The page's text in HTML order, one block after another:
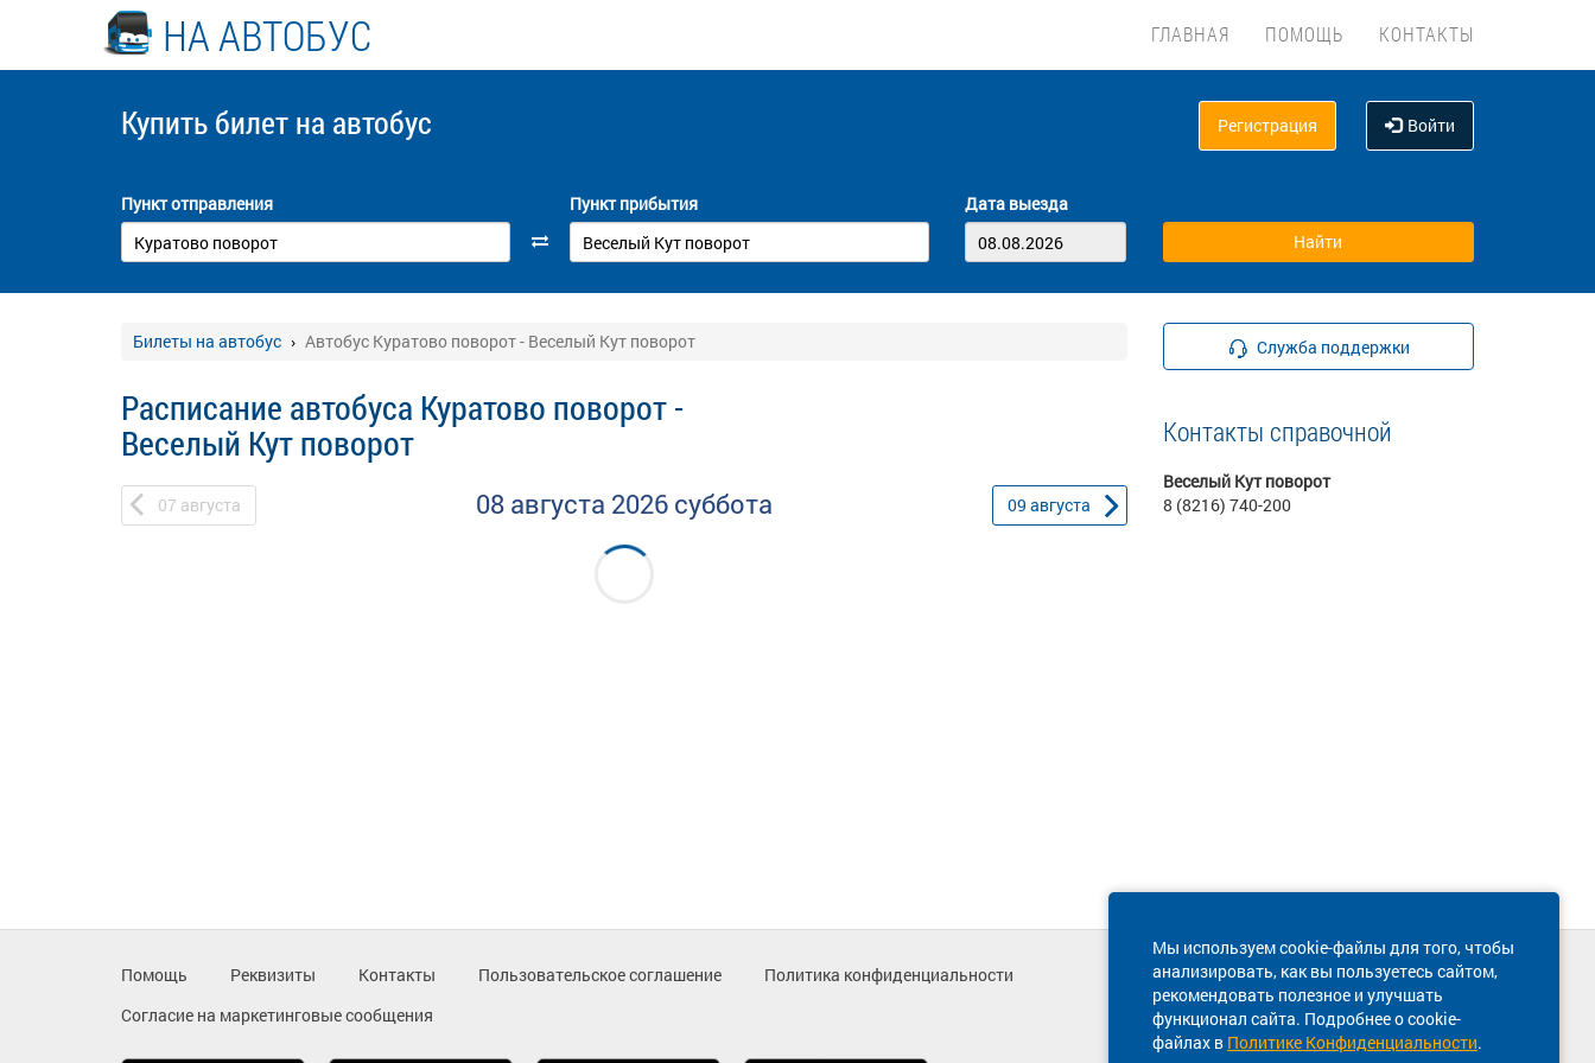
НА АВТОБУС ГЛАВНАЯ ПОМОЩЬ КОНТАКТЫ
Купить билет на автобус Регистрация Войти
Пункт отправления Пункт прибытия Дата выезда
Билеты на автобус Автобус Куратово поворот - Веселый Кут поворот
Расписание автобуса Куратово поворот -
Веселый Кут поворот
07 августа 08 августа 2026 суббота 09 августа
Служба поддержки
Контакты справочной
Веселый Кут поворот
8 (8216) 740-200
Мы используем cookie-файлы для того, чтобы
анализировать, как вы пользуетесь сайтом,
рекомендовать полезное и улучшать
функционал сайта. Подробнее о cookie-
файлах в Политике Конфиденциальности.
Помощь Реквизиты Контакты Пользовательское соглашение
Политика конфиденциальности
Согласие на маркетинговые сообщения
Техническая поддержка сайта
8 800 600-03-38